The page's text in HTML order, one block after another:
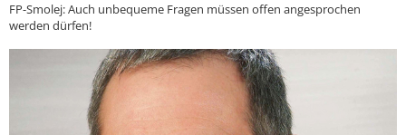
FP-Smolej: Auch unbequeme Fragen müssen offen angesprochen
werden dürfen!